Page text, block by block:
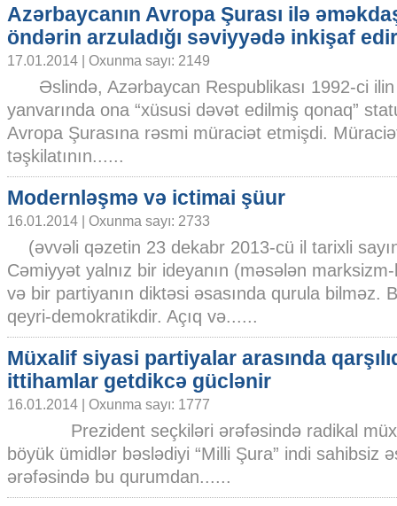
Azərbaycanın Avropa Şurası ilə
öndərin arzuladığı səviyyədə inkişaf edir
17.01.2014 | Oxunma sayı: 2149
Əslində, Azərbaycan Respublikası 1992-ci ilin
yanvarında ona “xüsusi dəvət edilmiş qonaq”
Avropa Şurasına rəsmi müraciət etmişdi.
təşkilatının......
Modernləşmə və ictimai şüur
16.01.2014 | Oxunma sayı: 2733
(əvvəli qəzetin 23 dekabr 2013-cü il tarixli
Cəmiyyət yalnız bir ideyanın (məsələn
və bir partiyanın diktəsi əsasında qurula bilməz.
qeyri-demokratikdir. Açıq və......
Müxalif siyasi partiyalar arasında
ittihamlar getdikcə güclənir
16.01.2014 | Oxunma sayı: 1777
Prezident seçkiləri ərəfəsində radikal
böyük ümidlər bəslədiyi “Milli Şura” indi sahibsiz
ərəfəsində bu qurumdan......